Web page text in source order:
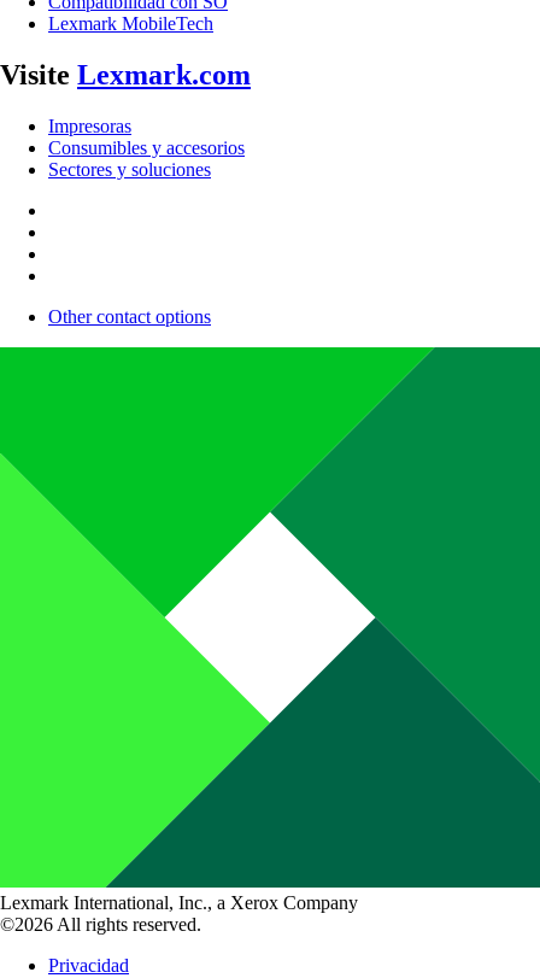
Lexmark MobileTech
Visite Lexmark.com
Impresoras
Consumibles y accesorios
Sectores y soluciones
Other contact options
Lexmark International, Inc., a Xerox Company
©2026 All rights reserved.
Privacidad